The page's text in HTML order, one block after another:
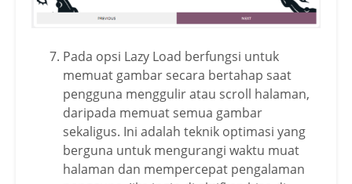
Pada opsi Lazy Load berfungsi untuk
memuat gambar secara bertahap saat
pengguna menggulir atau scroll halaman,
daripada memuat semua gambar
sekaligus. Ini adalah teknik optimasi yang
berguna untuk mengurangi waktu muat
halaman dan mempercepat pengalaman